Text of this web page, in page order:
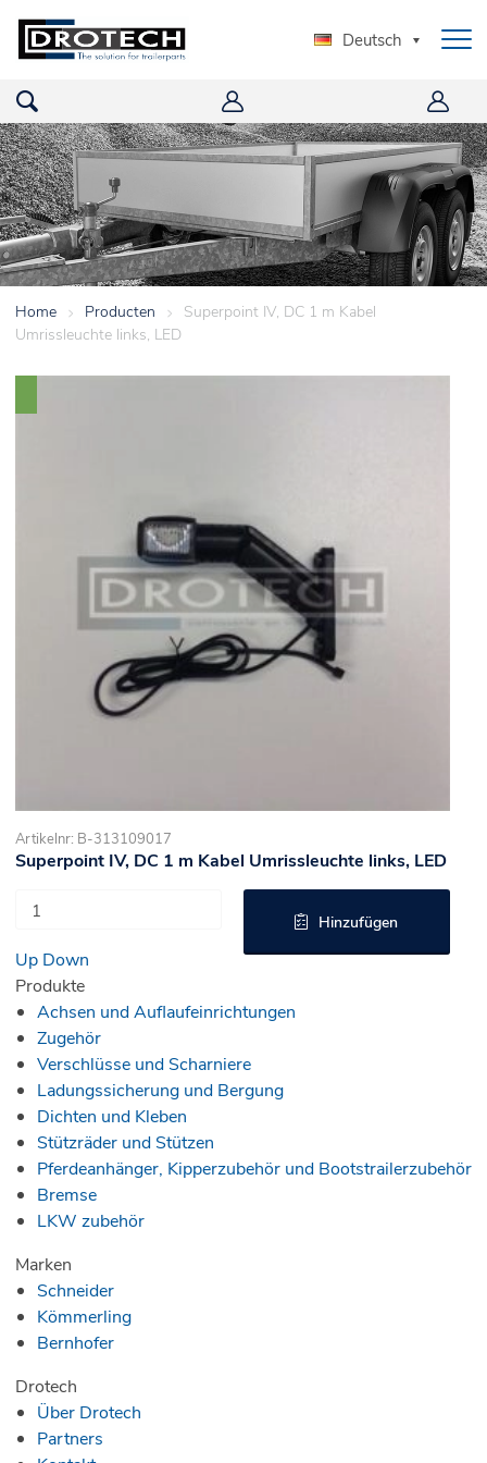
Deutsch
Home > Producten >
Superpoint IV, DC 1 m Kabel
Umrissleuchte links, LED
Artikelnr: B-313109017
Superpoint IV, DC 1 m Kabel Umrissleuchte links, LED
Up Down
Hinzufügen
Produkte
Achsen und Auflaufeinrichtungen
Zugehör
Verschlüsse und Scharniere
Ladungssicherung und Bergung
Dichten und Kleben
Stützräder und Stützen
Pferdeanhänger, Kipperzubehör und Bootstrailerzubehör
Bremse
LKW zubehör
Marken
Schneider
Kömmerling
Bernhofer
Drotech
Über Drotech
Partners